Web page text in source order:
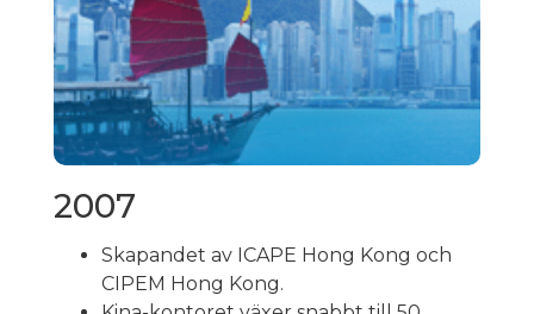
2007
Skapandet av ICAPE Hong Kong och
CIPEM Hong Kong.